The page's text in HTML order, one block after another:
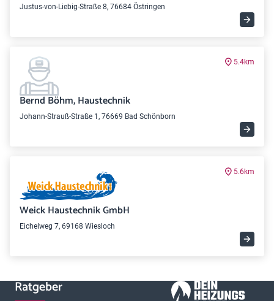
Justus-von-Liebig-Straße 8, 76684 Östringen
5.4km
Bernd Böhm, Haustechnik
Johann-Strauß-Straße 1, 76669 Bad Schönborn
5.6km
Weick Haustechnik GmbH
Eichelweg 7, 69168 Wiesloch
Ratgeber